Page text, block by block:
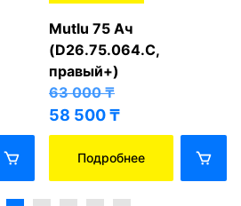
Mutlu 75 Ач
(D26.75.064.C,
правый+)
63 000₸
58 500₸
Подробнее